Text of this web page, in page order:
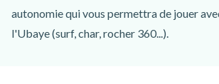
autonomie qui vous permettra de jouer
l'Ubaye (surf, char, rocher 360...).